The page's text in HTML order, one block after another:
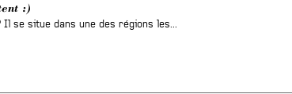
:)
Il se situe dans une des régions les...